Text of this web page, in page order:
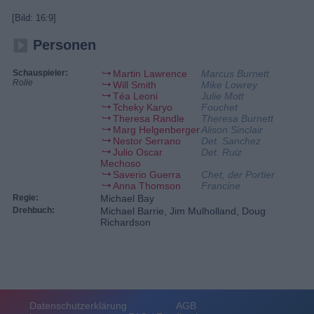
[Bild: 16:9]
Personen
Schauspieler:
Rolle
Martin Lawrence
Marcus Burnett
Will Smith
Mike Lowrey
Téa Leoni
Julie Mott
Tcheky Karyo
Fouchet
Theresa Randle
Theresa Burnett
Marg HelgenbergerAlison Sinclair
Nestor Serrano
Det. Sanchez
Julio Oscar
Mechoso
Det. Ruiz
Saverio Guerra
Chet, der Portier
Anna Thomson
Francine
Regie: Michael Bay
Drehbuch:
Michael Barrie, Jim Mulholland, Doug
Richardson
Datenschutzerklärung
AGB